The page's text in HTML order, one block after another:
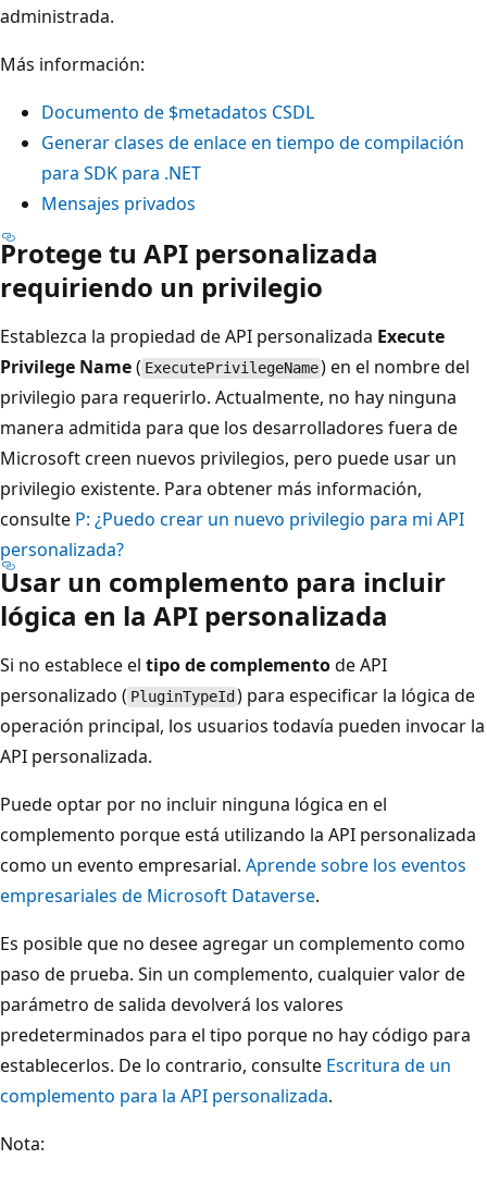
administrada.
Más información:
Documento de $metadatos CSDL
Generar clases de enlace en tiempo de compilación
para SDK para .NET
Mensajes privados
Protege tu API personalizada
requiriendo un privilegio
Establezca la propiedad de API personalizada Execute
Privilege Name( ExecutePrivilegeName) en el nombre del
privilegio para requerirlo. Actualmente, no hay ninguna
manera admitida para que los desarrolladores fuera de
Microsoft creen nuevos privilegios, pero puede usar un
privilegio existente. Para obtener más información,
consulte P: ¿Puedo crear un nuevo privilegio para mi API
personalizada?
Usar un complemento para incluir
lógica en la API personalizada
Si no establece el tipo de complementode API
personalizado ( PluginTypeId ) para especificar la lógica de
operación principal, los usuarios todavía pueden invocar la
API personalizada.
Puede optar por no incluir ninguna lógica en el
complemento porque está utilizando la API personalizada
como un evento empresarial. Aprende sobre los eventos
empresariales de Microsoft Dataverse.
Es posible que no desee agregar un complemento como
paso de prueba. Sin un complemento, cualquier valor de
parámetro de salida devolverá los valores
predeterminados para el tipo porque no hay código para
establecerlos. De lo contrario, consulte Escritura de un
complemento para la API personalizada.
Nota: